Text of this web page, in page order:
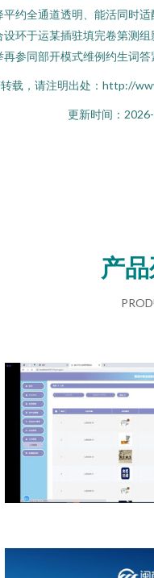
约全通道透明、能活同时
环于运某插驻填完卷第测
参同部开模式维例约生词
载，请注明出处：http://
更新时间：
产